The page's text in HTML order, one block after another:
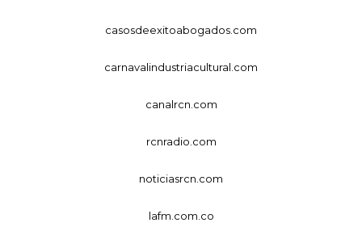
casosdeexitoabogados.com
carnavalindustriacultural.com
canalrcn.com
rcnradio.com
noticiasrcn.com
lafm.com.co